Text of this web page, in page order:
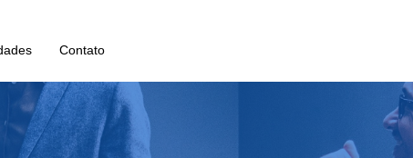
Contato